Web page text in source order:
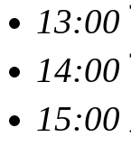
13:00
14:00
15:00